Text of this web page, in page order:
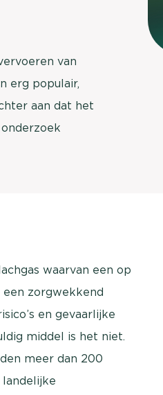
van
erg populair,
aan dat het
waarvan een op
zorgwekkend
en gevaarlijke
middel is het niet.
meer dan 200
landelijke